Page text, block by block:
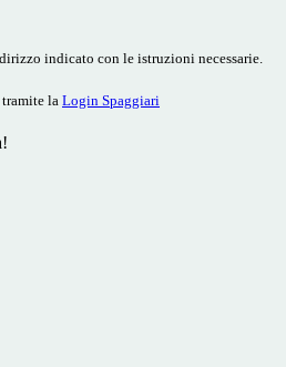
indicato con le istruzioni necessarie.
tramite la Login Spaggiari